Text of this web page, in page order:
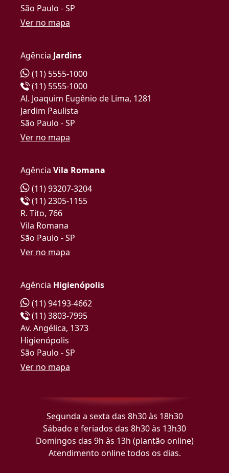
São Paulo - SP
Ver no mapa
Agência Jardins
(11) 5555-1000
(11) 5555-1000
Al. Joaquim Eugênio de Lima, 1281
Jardim Paulista
São Paulo - SP
Ver no mapa
Agência Vila Romana
(11) 93207-3204
(11) 2305-1155
R. Tito, 766
Vila Romana
São Paulo - SP
Ver no mapa
Agência Higienópolis
(11) 94193-4662
(11) 3803-7995
Av. Angélica, 1373
Higienópolis
São Paulo - SP
Ver no mapa
Segunda a sexta das 8h30 às 18h30
Sábado e feriados das 8h30 às 13h30
Domingos das 9h às 13h (plantão online)
Atendimento online todos os dias.